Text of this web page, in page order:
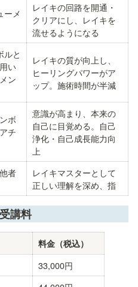
ーメ
レイキの回路を開通・
クリアにし、レイキを
流せるようになる
ルと
い
ン
レイキの質が向上し、
ヒーリングパワーがア
ップ。施術時間が半減
ボ
チ
意識が高まり、本来の
自己に目覚める。自己
浄化・自己成長能力向
上
者
レイキマスターとして
正しい理解を深め、指
講料
料金（税込）
33,000円